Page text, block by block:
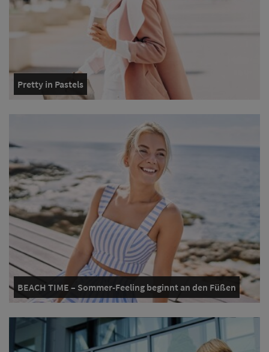
Pretty in Pastels
BEACH TIME – Sommer-Feeling beginnt an den Füßen